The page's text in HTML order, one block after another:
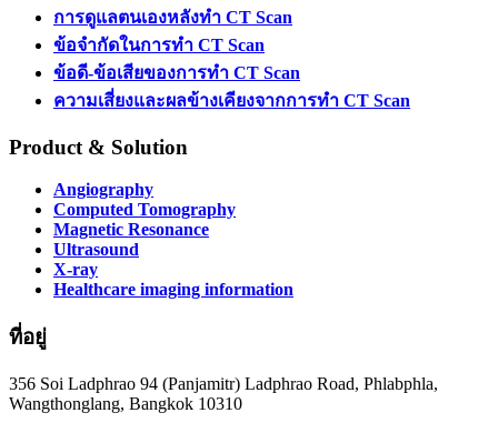
การดูแลตนเองหลังทำ CT Scan
ข้อจำกัดในการทำ CT Scan
ข้อดี-ข้อเสียของการทำ CT Scan
ความเสี่ยงและผลข้างเคียงจากการทำ CT Scan
Product & Solution
Angiography
Computed Tomography
Magnetic Resonance
Ultrasound
X-ray
Healthcare imaging information
ที่อยู่
356 Soi Ladphrao 94 (Panjamitr) Ladphrao Road, Phlabphla,
Wangthonglang, Bangkok 10310